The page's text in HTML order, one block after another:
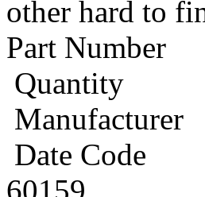
other hard to
Part Number
Quantity
Manufacturer
Date Code
60159